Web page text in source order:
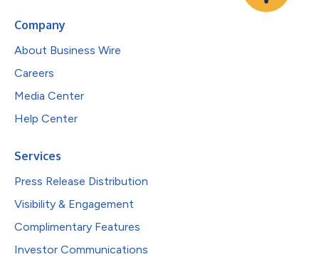
Company
About Business Wire
Careers
Media Center
Help Center
Services
Press Release Distribution
Visibility & Engagement
Complimentary Features
Investor Communications